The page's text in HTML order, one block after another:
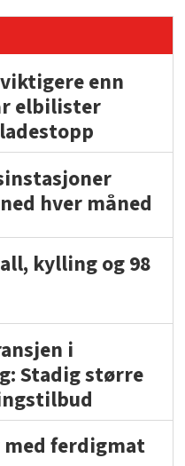
enn
elbilister
hver måned
kylling og 98
i
Stadig større
med ferdigmat